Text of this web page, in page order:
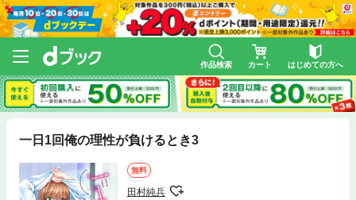
作品検索 カート はじめての方へ
一日1回俺の理性が負けるとき3
無料
田村純兵